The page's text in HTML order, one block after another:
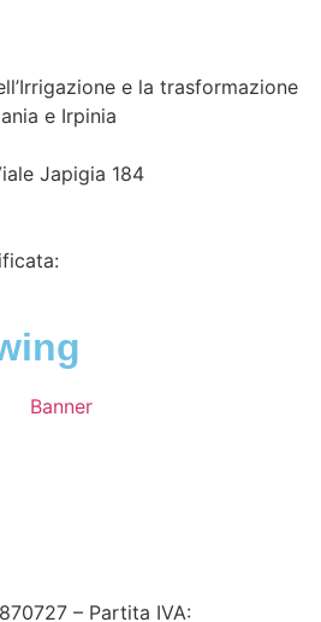
e la trasformazione
e Irpinia
Japigia 184
– Partita IVA: